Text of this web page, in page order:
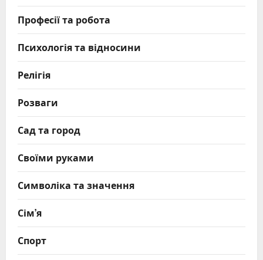
Професії та робота
Психологія та відносини
Релігія
Розваги
Сад та город
Своїми руками
Символіка та значення
Сім’я
Спорт